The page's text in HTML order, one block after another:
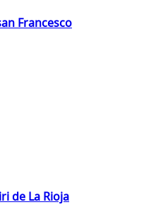
Francesco
de La Rioja